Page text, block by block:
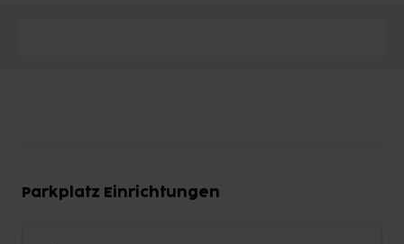
Parkplatz Einrichtungen